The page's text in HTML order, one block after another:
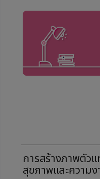
การสร้างภาพตั
สุขภาพและความง